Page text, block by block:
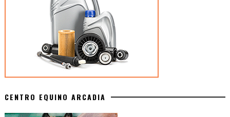
CENTRO EQUINO ARCADIA